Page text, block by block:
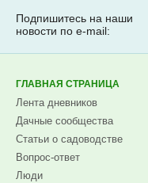
Подпишитесь на наши
новости по e-mail:
ГЛАВНАЯ СТРАНИЦА
Лента дневников
Дачные сообщества
Статьи о садоводстве
Вопрос-ответ
Люди